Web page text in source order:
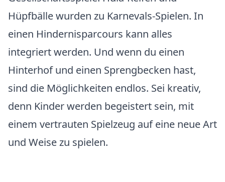
Hüpfbälle wurden zu Karnevals-Spielen. In
einen Hindernisparcours kann alles
integriert werden. Und wenn du einen
Hinterhof und einen Sprengbecken hast,
sind die Möglichkeiten endlos. Sei kreativ,
denn Kinder werden begeistert sein, mit
einem vertrauten Spielzeug auf eine neue Art
und Weise zu spielen.